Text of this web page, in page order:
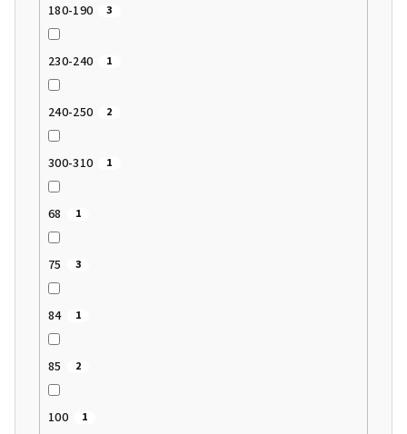
180-190 3
230-240 1
240-250 2
300-310 1
68 1
75 3
84 1
85 2
100 1